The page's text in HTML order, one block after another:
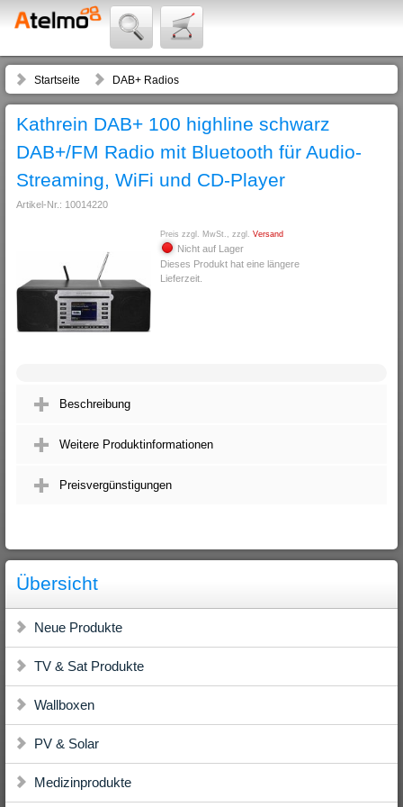
Startseite DAB+ Radios
Kathrein DAB+ 100 highline schwarz
DAB+/FM Radio mit Bluetooth für Audio-
Streaming, WiFi und CD-Player
Artikel-Nr.: 10014220
Preis zzgl. MwSt., zzgl. Versand
Nicht auf Lager
Dieses Produkt hat eine längere
Lieferzeit.
Beschreibung
Weitere Produktinformationen
Preisvergünstigungen
Übersicht
Neue Produkte
TV & Sat Produkte
Wallboxen
PV & Solar
Medizinprodukte